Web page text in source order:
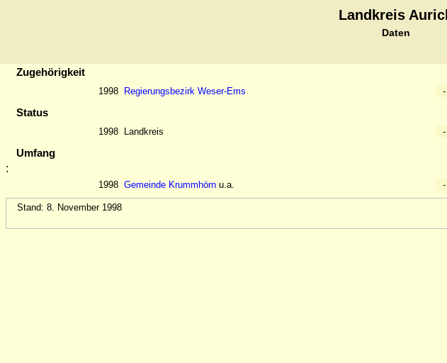
Landkreis
Daten
Zugehörigkeit
1998 Regierungsbezirk Weser-Ems -
Status
1998 Landkreis -
Umfang
:
1998 Gemeinde Krummhörn u.a. -
Stand: 8. November 1998